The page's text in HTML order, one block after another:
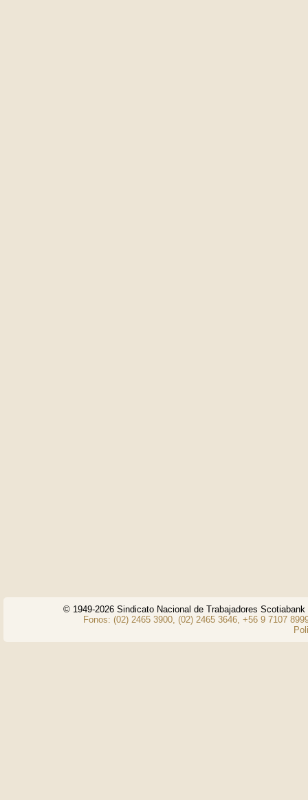
© 1949-2026 Sindicato Nacional de Trabajadores
Fonos: (02) 2465 3900, (02) 2465 3646, +56 9 7107